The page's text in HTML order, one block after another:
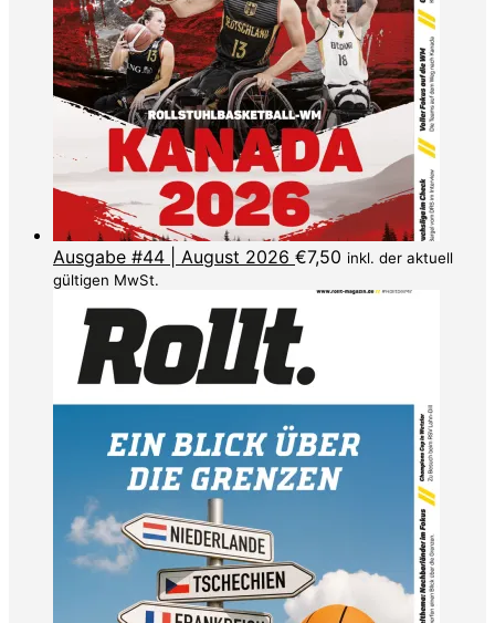
Ausgabe #44 | August 2026 €7,50 inkl. der aktuell
gültigen MwSt.